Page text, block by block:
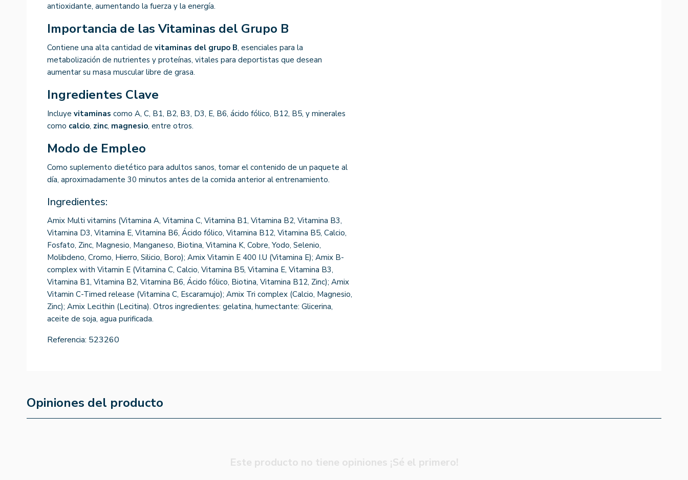
antioxidante, aumentando la fuerza y la energía.
Importancia de las Vitaminas del Grupo B
Contiene una alta cantidad de vitaminas del grupo B, esenciales para la
metabolización de nutrientes y proteínas, vitales para deportistas que desean
aumentar su masa muscular libre de grasa.
Ingredientes Clave
Incluye vitaminas como A, C, B1, B2, B3, D3, E, B6, ácido fólico, B12, B5, y minerales
como calcio, zinc, magnesio, entre otros.
Modo de Empleo
Como suplemento dietético para adultos sanos, tomar el contenido de un paquete al
día, aproximadamente 30 minutos antes de la comida anterior al entrenamiento.
Ingredientes:
Amix Multi vitamins (Vitamina A, Vitamina C, Vitamina B1, Vitamina B2, Vitamina B3,
Vitamina D3, Vitamina E, Vitamina B6, Ácido fólico, Vitamina B12, Vitamina B5, Calcio,
Fosfato, Zinc, Magnesio, Manganeso, Biotina, Vitamina K, Cobre, Yodo, Selenio,
Molibdeno, Cromo, Hierro, Silicio, Boro); Amix Vitamin E 400 I.U (Vitamina E); Amix B-
complex with Vitamin E (Vitamina C, Calcio, Vitamina B5, Vitamina E, Vitamina B3,
Vitamina B1, Vitamina B2, Vitamina B6, Ácido fólico, Biotina, Vitamina B12, Zinc); Amix
Vitamin C-Timed release (Vitamina C, Escaramujo); Amix Tri complex (Calcio, Magnesio,
Zinc); Amix Lecithin (Lecitina). Otros ingredientes: gelatina, humectante: Glicerina,
aceite de soja, agua purificada.
Referencia: 523260
Opiniones del producto
Este producto no tiene opiniones ¡Sé el primero!